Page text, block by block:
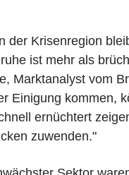
der Krisenregion
ist mehr als
Marktanalyst vom
Einigung kommen,
ernüchtert
zuwenden."